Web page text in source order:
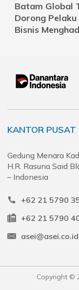
Batam Global
Dorong
Bisnis
KANTOR PUSAT
Gedung Menara
H.R. Rasuna Said
– Indonesia
+62 21 5790
+62 21 5790
asei@asei.co.id
Copyright ©